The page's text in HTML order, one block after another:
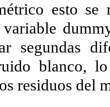
esto
segundas
blanco,
residuos del